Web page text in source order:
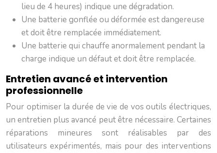
lieu de 4 heures) indique une dégradation.
Une batterie gonflée ou déformée est dangereuse
et doit être remplacée immédiatement.
Une batterie qui chauffe anormalement pendant la
charge indique un défaut et doit être remplacée.
Entretien avancé et intervention
professionnelle
Pour optimiser la durée de vie de vos outils électriques,
un entretien plus avancé peut être nécessaire. Certaines
réparations mineures sont réalisables par des
utilisateurs expérimentés, mais pour des interventions